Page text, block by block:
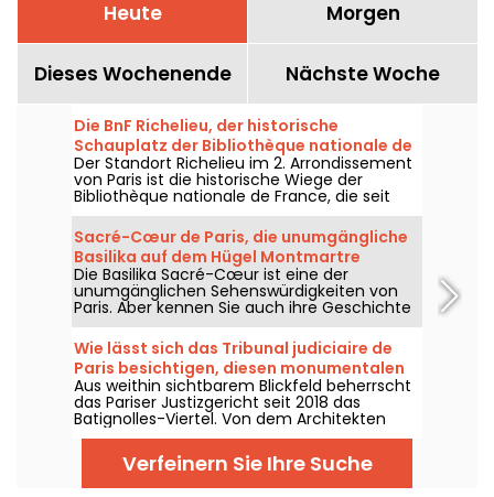
Heute Morgen
Dieses Wochenende Nächste Woche
Die BnF Richelieu, der historische
Schauplatz der Bibliothèque nationale de
France und ihres Museums
Der Standort Richelieu im 2. Arrondissement
von Paris ist die historische Wiege der
Bibliothèque nationale de France, die seit
1721 die Sammlungen königlicher
Dokumente beherbergt. Ein historischer Ort,
der kürzlich modernisiert wurde und für alle
zugänglich ist!
Sacré-Cœur de Paris, die unumgängliche
Basilika auf dem Hügel Montmartre
Die Basilika Sacré-Cœur ist eine der
unumgänglichen Sehenswürdigkeiten von
Paris. Aber kennen Sie auch ihre Geschichte
und ihre Schätze? Wir nehmen Sie mit auf
eine Entdeckungsreise durch dieses
Gebäude auf dem Gipfel des Montmartre-
Hügels und werfen einen Blick auf die
Nachrichten, die sich dort gerade abspielen!
Wie lässt sich das Tribunal judiciaire de
Paris besichtigen, diesen monumentalen
Turm mit 160 Metern Höhe?
Aus weithin sichtbarem Blickfeld beherrscht
das Pariser Justizgericht seit 2018 das
Batignolles-Viertel. Von dem Architekten
Renzo Piano entworfen, ragt dieses 160
Meter hohe Bauwerk tief in die Struktur der
Pariser Justiz hinein. Ein Blick auf seine
Geschichte, seine Architektur und die
Verfeinern Sie Ihre Suche